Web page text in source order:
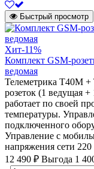
Быстрый просмотр
Хит-11%
Комплект GSM-
ведомая
Телеметрика Т40M
розеток (1 ведущая +
работает по своей
температуры.
подключенного
Управление с
напряжения сети
12 490 ₽ Выгода 1